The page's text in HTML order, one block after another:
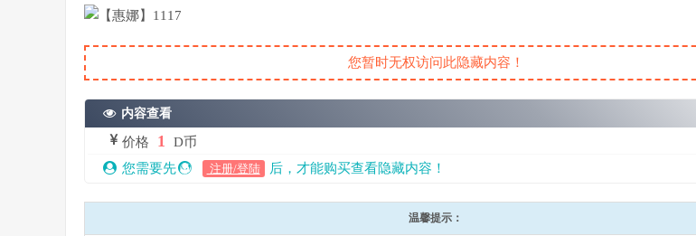
您暂时无权访问此隐藏内容！
内容查看
价格 1
D币
您需要先
注册/登陆 后，才能购买查看隐藏内容！
温馨提示：